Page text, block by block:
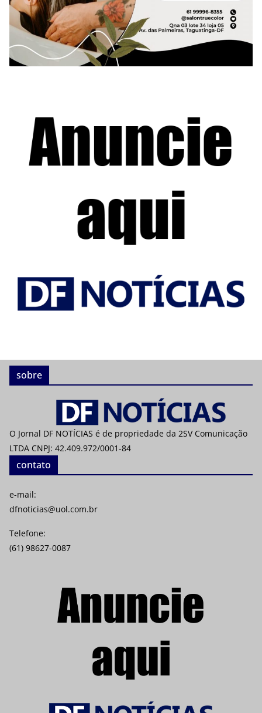
sobre
O Jornal DF NOTÍCIAS é de propriedade da 2SV Comunicação
LTDA CNPJ: 42.409.972/0001-84
contato
e-mail:
dfnoticias@uol.com.br
Telefone:
(61) 98627-0087